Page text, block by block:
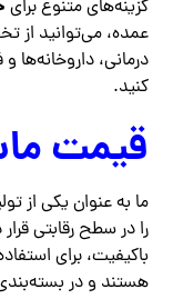
گزینه‌های متنوع برای
عمده، می‌توانید از
درمانی، داروخانه‌ها
کنید.
قیمت
ما به عنوان یکی از
را در سطح رقابتی
باکیفیت، برای
هستند و در